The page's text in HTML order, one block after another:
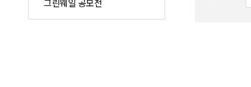
그린웨일 공모전